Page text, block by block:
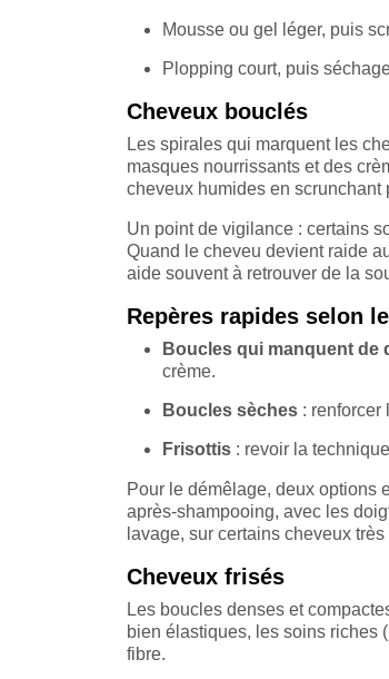
Mousse ou gel léger, puis
Plopping court, puis
Cheveux bouclés
Les spirales qui marquent les
masques nourrissants et des
cheveux humides en scrunchant
Un point de vigilance : certains
Quand le cheveu devient raide
aide souvent à retrouver de la
Repères rapides selon
Boucles qui manquent de
crème.
Boucles sèches : renforcer
Frisottis : revoir la
Pour le démêlage, deux options
après-shampooing, avec les
lavage, sur certains cheveux
Cheveux frisés
Les boucles denses et
bien élastiques, les soins riches
fibre.